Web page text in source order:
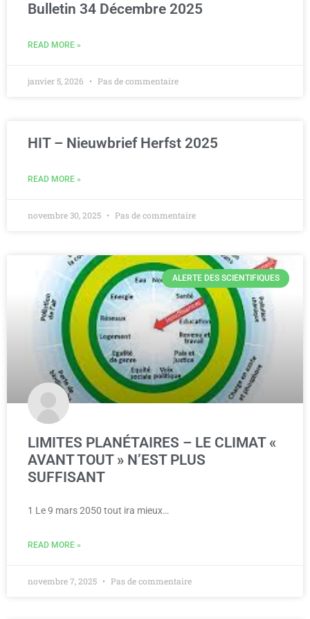
Bulletin 34 Décembre 2025
READ MORE »
janvier 5, 2026 Pas de commentaire
HIT – Nieuwbrief Herfst 2025
READ MORE »
novembre 30, 2025 Pas de commentaire
ALERTE DES SCIENTIFIQUES
LIMITES PLANÉTAIRES – LE CLIMAT «
AVANT TOUT » N’EST PLUS
SUFFISANT
1 Le 9 mars 2050 tout ira mieux…
READ MORE »
novembre 7, 2025 Pas de commentaire